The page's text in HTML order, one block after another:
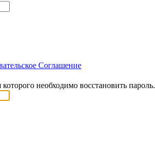
Соглашение
необходимо восстановить пароль.